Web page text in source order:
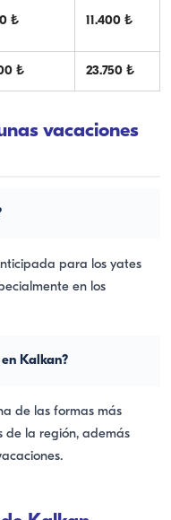
₺ 11.400 ₺
₺ 23.750 ₺
vacaciones
para los yates
en los
Kalkan?
de las formas más
de la región, además